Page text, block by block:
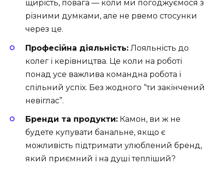
щирість, повага — коли ми погоджуємося з
різними думками, але не рвемо стосунки
через це.
Професійна діяльність: Лояльність до
колег і керівництва. Це коли на роботі
понад усе важлива командна робота і
спільний успіх. Без жодного “ти закінчений
невіглас”.
Бренди та продукти: Камон, ви ж не
будете купувати банальне, якщо є
можливість підтримати улюблений бренд,
який приємний і на душі тепліший?